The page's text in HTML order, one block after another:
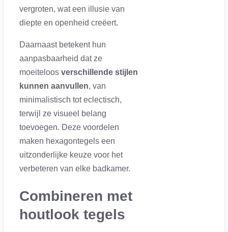
vergroten, wat een illusie van
diepte en openheid creëert.
Daarnaast betekent hun
aanpasbaarheid dat ze
moeiteloos verschillende stijlen
kunnen aanvullen, van
minimalistisch tot eclectisch,
terwijl ze visueel belang
toevoegen. Deze voordelen
maken hexagontegels een
uitzonderlijke keuze voor het
verbeteren van elke badkamer.
Combineren met
houtlook tegels